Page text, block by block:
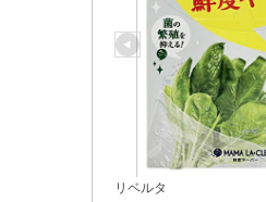
リベルタ